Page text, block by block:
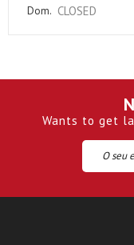
Dom. CLOSED
Wants to get